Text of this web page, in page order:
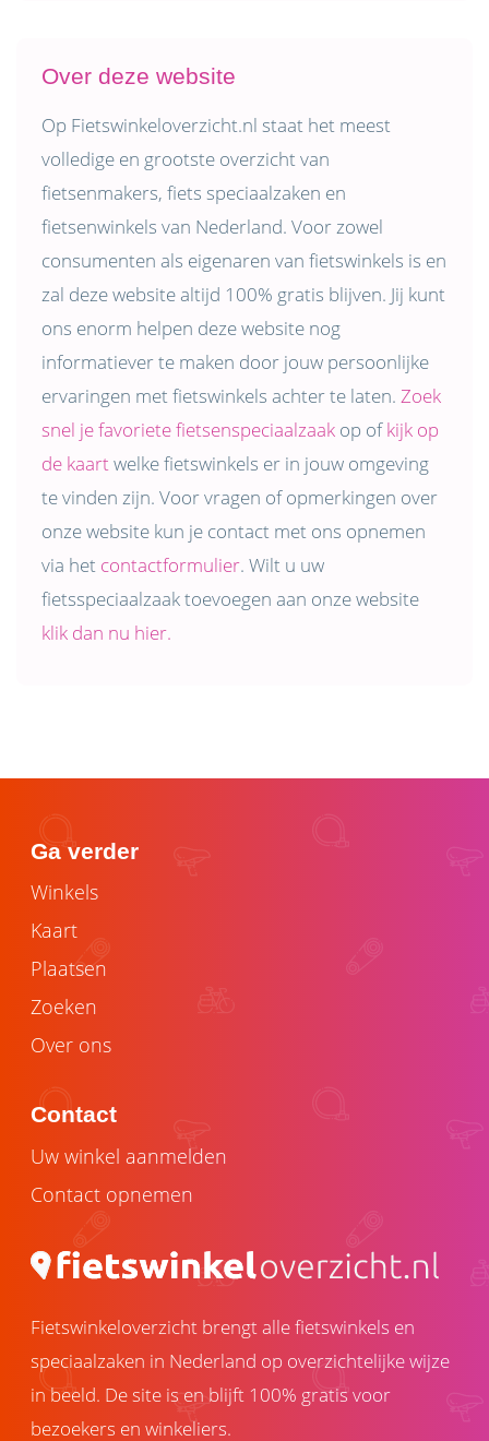
Over deze website
Op Fietswinkeloverzicht.nl staat het meest
volledige en grootste overzicht van
fietsenmakers, fiets speciaalzaken en
fietsenwinkels van Nederland. Voor zowel
consumenten als eigenaren van fietswinkels is en
zal deze website altijd 100% gratis blijven. Jij kunt
ons enorm helpen deze website nog
informatiever te maken door jouw persoonlijke
ervaringen met fietswinkels achter te laten. Zoek
snel je favoriete fietsenspeciaalzaakop ofkijk op
de kaartwelke fietswinkels er in jouw omgeving
te vinden zijn. Voor vragen of opmerkingen over
onze website kun je contact met ons opnemen
via het contactformulier. Wilt u uw
fietsspeciaalzaak toevoegen aan onze website
klik dan nu hier.
Ga verder
Winkels
Kaart
Plaatsen
Zoeken
Over ons
Contact
Uw winkel aanmelden
Contact opnemen
Fietswinkeloverzicht brengt alle fietswinkels en
speciaalzaken in Nederland op overzichtelijke wijze
in beeld. De site is en blijft 100% gratis voor
bezoekers en winkeliers.